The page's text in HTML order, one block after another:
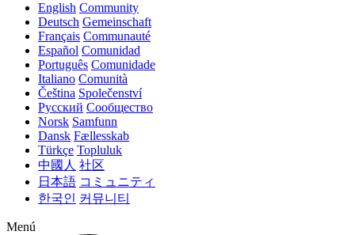
English Community
Deutsch Gemeinschaft
Français Communauté
Español Comunidad
Português Comunidade
Italiano Comunità
Čeština Společenství
Русский Сообщество
Norsk Samfunn
Dansk Fællesskab
Türkçe Topluluk
中國人 社区
日本語 コミュニティ
한국인 커뮤니티
Menú